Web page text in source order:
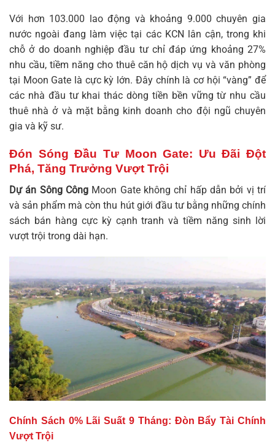
Với hơn 103.000 lao động và khoảng 9.000 chuyên gia
nước ngoài đang làm việc tại các KCN lân cận, trong khi
chỗ ở do doanh nghiệp đầu tư chỉ đáp ứng khoảng 27%
nhu cầu, tiềm năng cho thuê căn hộ dịch vụ và văn phòng
tại Moon Gate là cực kỳ lớn. Đây chính là cơ hội “vàng” để
các nhà đầu tư khai thác dòng tiền bền vững từ nhu cầu
thuê nhà ở và mặt bằng kinh doanh cho đội ngũ chuyên
gia và kỹ sư.
Đón Sóng Đầu Tư Moon Gate: Ưu Đãi Đột
Phá, Tăng Trưởng Vượt Trội
Dự án Sông Công Moon Gate không chỉ hấp dẫn bởi vị trí
và sản phẩm mà còn thu hút giới đầu tư bằng những chính
sách bán hàng cực kỳ cạnh tranh và tiềm năng sinh lời
vượt trội trong dài hạn.
Chính Sách 0% Lãi Suất 9 Tháng: Đòn Bẩy Tài Chính
Vượt Trội